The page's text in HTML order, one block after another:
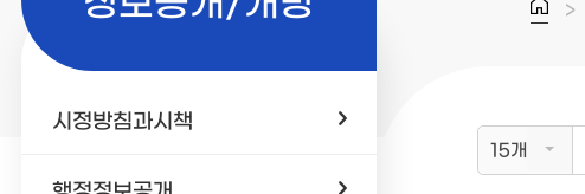
>
시정방침과시책
행정정보공개
15개